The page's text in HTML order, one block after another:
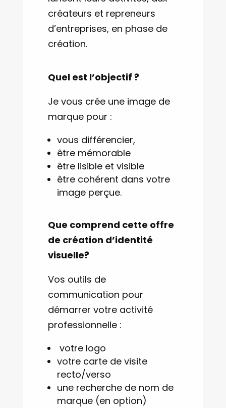
créateurs et repreneurs
d’entreprises, en phase de
création.
Quel est l’objectif ?
Je vous crée une image de
marque pour :
vous différencier,
être mémorable
être lisible et visible
être cohérent dans votre
image perçue.
Que comprend cette offre
de création d’identité
visuelle?
Vos outils de
communication pour
démarrer votre activité
professionnelle :
votre logo
votre carte de visite
recto/verso
une recherche de nom de
marque (en option)